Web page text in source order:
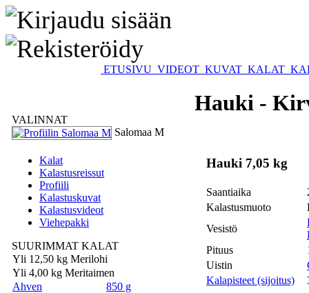
ETUSIVU VIDEOT KUVAT KALAT
VALINNAT
Salomaa M
Kalat
Kalastusreissut
Profiili
Kalastuskuvat
Kalastusvideot
Viehepakki
SUURIMMAT KALAT
Yli 12,50 kg Merilohi
Yli 4,00 kg Meritaimen
Ahven
850 g
Hauki -
Hauki 7,05 kg
Saantiaika
Kalastusmuoto
Vesistö
Pituus
Uistin
Kalapisteet (sijoitus)